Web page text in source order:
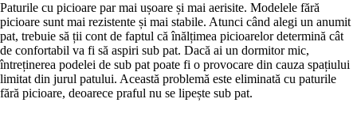
Paturile cu picioare par mai ușoare și mai aerisite. Modelele fără
picioare sunt mai rezistente și mai stabile. Atunci când alegi un anumit
pat, trebuie să ții cont de faptul că înălțimea picioarelor determină cât
de confortabil va fi să aspiri sub pat. Dacă ai un dormitor mic,
întreținerea podelei de sub pat poate fi o provocare din cauza spațiului
limitat din jurul patului. Această problemă este eliminată cu paturile
fără picioare, deoarece praful nu se lipește sub pat.